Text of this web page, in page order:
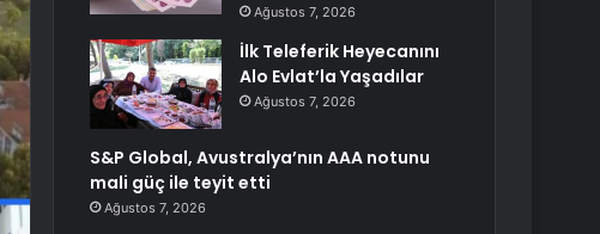
Ağustos 7, 2026
İlk Teleferik Heyecanını
Alo Evlat’la Yaşadılar
Ağustos 7, 2026
S&P Global, Avustralya’nın AAA notunu
mali güç ile teyit etti
Ağustos 7, 2026